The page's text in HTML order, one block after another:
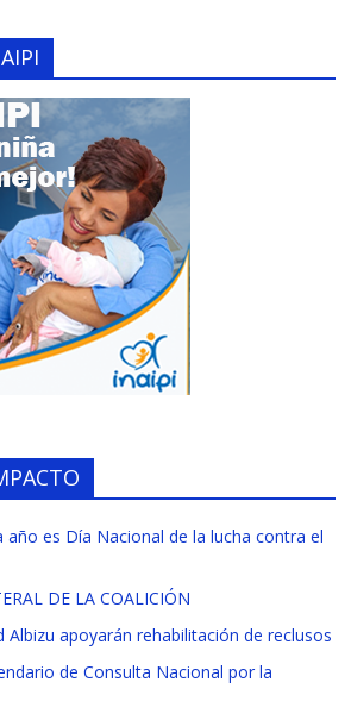
año es Día Nacional de la lucha contra el
DE LA COALICIÓN
Albizu apoyarán rehabilitación de reclusos
de Consulta Nacional por la